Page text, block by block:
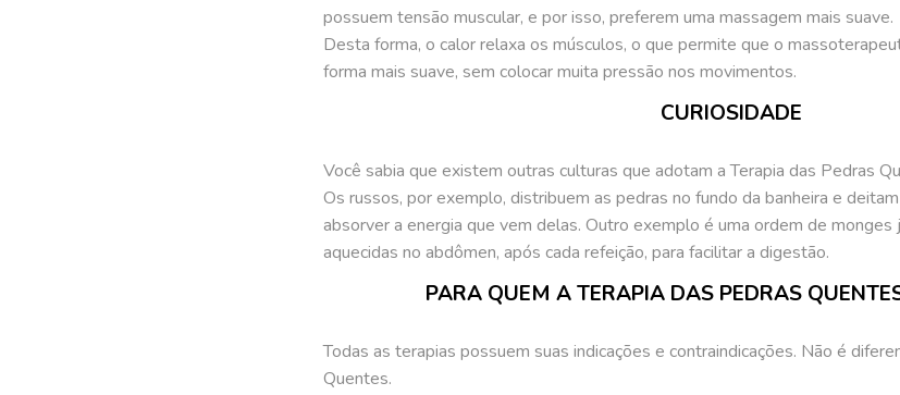
possuem tensão muscular, e por isso, preferem uma massagem mais suave.
Desta forma, o calor relaxa os músculos, o que permite que o
forma mais suave, sem colocar muita pressão nos movimentos.
CURIOSIDADE
Você sabia que existem outras culturas que adotam a Terapia das Pedras
Os russos, por exemplo, distribuem as pedras no fundo da banheira e
absorver a energia que vem delas. Outro exemplo é uma ordem de
aquecidas no abdômen, após cada refeição, para facilitar a digestão.
PARA QUEM A TERAPIA DAS PEDRAS
Todas as terapias possuem suas indicações e contraindicações. Não é
Quentes.